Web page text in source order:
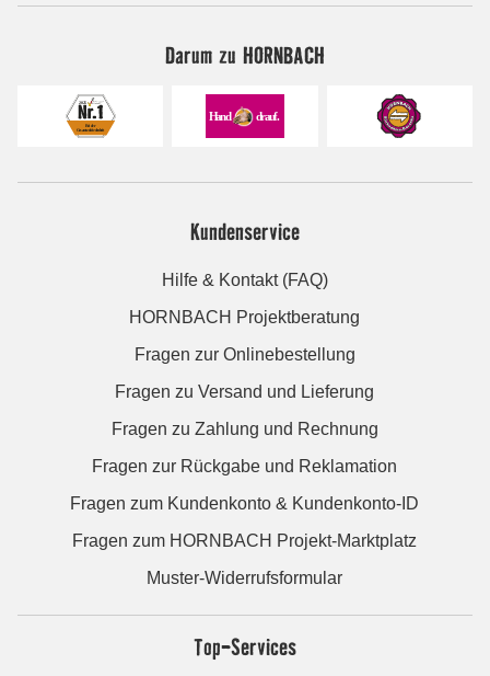
Darum zu HORNBACH
Kundenservice
Hilfe & Kontakt (FAQ)
HORNBACH Projektberatung
Fragen zur Onlinebestellung
Fragen zu Versand und Lieferung
Fragen zu Zahlung und Rechnung
Fragen zur Rückgabe und Reklamation
Fragen zum Kundenkonto & Kundenkonto-ID
Fragen zum HORNBACH Projekt-Marktplatz
Muster-Widerrufsformular
Top-Services